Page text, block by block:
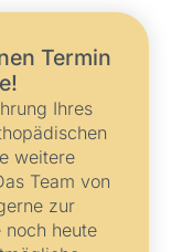
Termin
Ihres
weitere
Team von
zur
noch heute